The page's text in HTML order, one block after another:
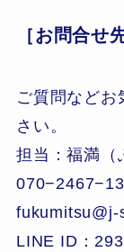
［お問合せ
ご質問などお
さい。
担当：福満（
fukumitsu@j-
LINE ID：